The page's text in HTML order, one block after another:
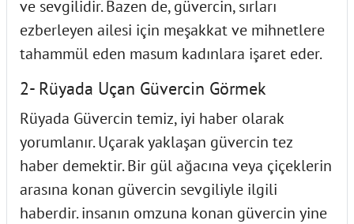
ve sevgilidir. Bazen de, güvercin, sırları
ezberleyen ailesi için meşakkat ve mihnetlere
tahammül eden masum kadınlara işaret eder.
2- Rüyada Uçan Güvercin Görmek
Rüyada Güvercin temiz, iyi haber olarak
yorumlanır. Uçarak yaklaşan güvercin tez
haber demektir. Bir gül ağacına veya çiçeklerin
arasına konan güvercin sevgiliyle ilgili
haberdir. insanın omzuna konan güvercin yine